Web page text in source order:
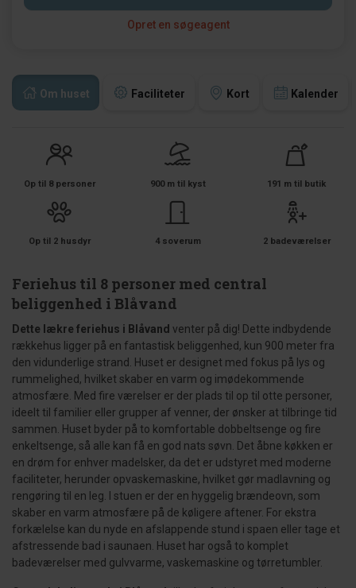
Om huset Faciliteter Kort Kalender
Op til 8 personer 900 m til kyst 191 m til butik
Op til 2 husdyr 4 soverum 2 badeværelser
Feriehus til 8 personer med central
beliggenhed i Blåvand
Dette lækre feriehus i Blåvand venter på dig! Dette indbydende
rækkehus ligger på en fantastisk beliggenhed, kun 900 meter fra
den vidunderlige strand. Huset er designet med fokus på lys og
rummelighed, hvilket skaber en varm og imødekommende
atmosfære. Med fire værelser er der plads til op til otte personer,
ideelt til familier eller grupper af venner, der ønsker at tilbringe tid
sammen. Huset byder på to komfortable dobbeltsenge og fire
enkeltsenge, så alle kan få en god nats søvn. Det åbne køkken er
en drøm for enhver madelsker, da det er udstyret med moderne
faciliteter, herunder opvaskemaskine, hvilket gør madlavning og
rengøring til en leg. I stuen er der en hyggelig brændeovn, som
skaber en varm atmosfære på de køligere aftener. For ekstra
forkælelse kan du nyde en afslappende stund i spaen eller tage et
afstressende bad i saunaen. Huset har også to komplet
badeværelser med gulvvarme, vaskemaskine og tørretumbler.
Opret en søgeagent